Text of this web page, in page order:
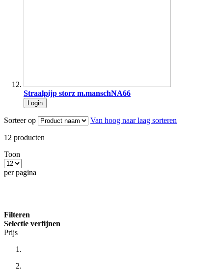
Straalpijp storz m.manschNA66
Login
Sorteer op Van hoog naar laag sorteren
12 producten
Toon
per pagina
Filteren
Selectie verfijnen
Prijs